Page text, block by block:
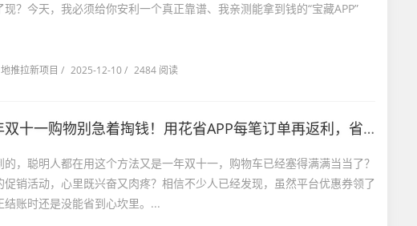
？今天，我必须给你安利一个真正靠谱、我亲测能拿到钱的“宝藏APP”
地推拉新项目 / 2025-12-10 / 2484 阅读
十一购物别急着掏钱！用花省APP每笔订单再返利，省钱秘籍曝光！
的，聪明人都在用这个方法又是一年双十一，购物车已经塞得满满当当了？
促销活动，心里既兴奋又肉疼？相信不少人已经发现，虽然平台优惠券领了
结账时还是没能省到心坎里。...